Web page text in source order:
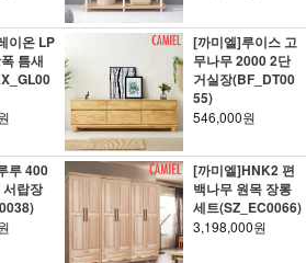
이온 LP
틈새
[까미엘]루이스 고
무나무 2000 2단
거실장(BF_DT00
55)
546,000원
루 400
랍장
[까미엘]HNK2 편
백나무 원목 장롱
세트(SZ_EC0066)
3,198,000원